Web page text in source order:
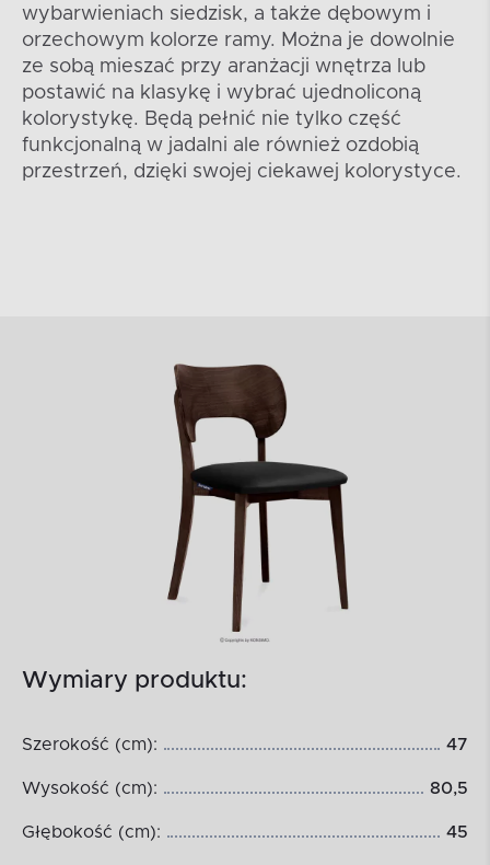
wybarwieniach siedzisk, a także dębowym i
orzechowym kolorze ramy. Można je dowolnie
ze sobą mieszać przy aranżacji wnętrza lub
postawić na klasykę i wybrać ujednoliconą
kolorystykę. Będą pełnić nie tylko część
funkcjonalną w jadalni ale również ozdobią
przestrzeń, dzięki swojej ciekawej kolorystyce.
Wymiary produktu:
Szerokość (cm): 47
Wysokość (cm): 80,5
Głębokość (cm): 45